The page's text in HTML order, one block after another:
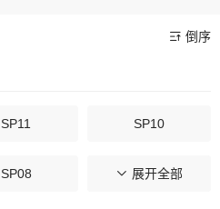
倒序
SP11 SP10
SP08 SP07
展开全部